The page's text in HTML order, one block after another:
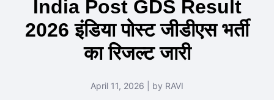
India Post GDS Result
2026 इंडिया पोस्ट जीडीएस भर्ती
का रिजल्ट जारी
April 11, 2026 | by RAVI